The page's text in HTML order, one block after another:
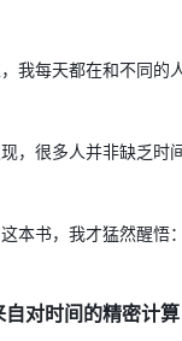
我每天都在和不同的
，很多人并非缺乏时
本书，我才猛然醒悟：
对时间的精密计